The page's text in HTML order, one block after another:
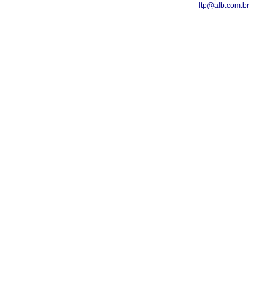
ltp@alb.com.br